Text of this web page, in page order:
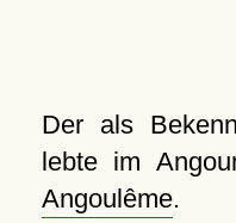
Der als
lebte im
Angoulême.